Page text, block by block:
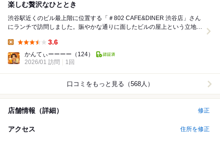
楽しむ贅沢なひととき
渋谷駅近くのビル最上階に位置する「＃802 CAFE&DINER 渋谷店」さん
にランチで訪問しました。賑やかな通りに面したビルの屋上という立地
3.6
かんてぃーーーー （124）
2026/01 訪問
1回
口コミをもっと見る（568人）
店舗情報（詳細） 修正
アクセス 住所を修正